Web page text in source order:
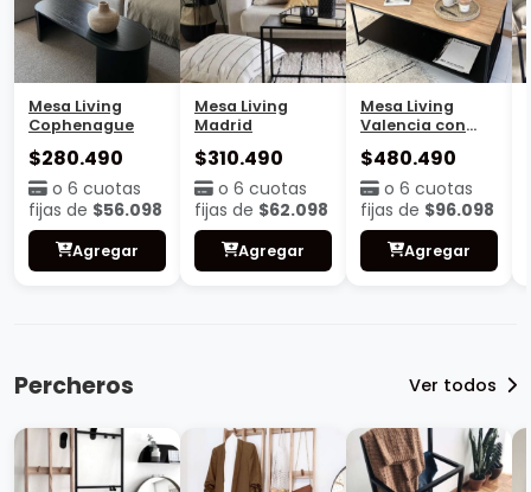
Mesa Living
Cophenague
$280.490
o 6 cuotas
fijas de $56.098
Agregar
Mesa Living
Madrid
$310.490
o 6 cuotas
fijas de $62.098
Agregar
Mesa Living
Valencia con
$480.490
o 6 cuotas
fijas de $96.098
Agregar
Percheros Ver todos